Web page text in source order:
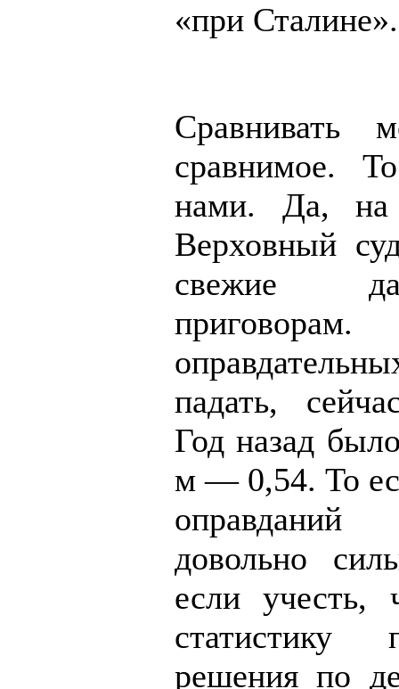
«при Сталине».
Сравнивать
сравнимое.
нами. Да, на
Верховный
свежие
падать,
Год назад
м — 0,54. То
довольно
если
решения по